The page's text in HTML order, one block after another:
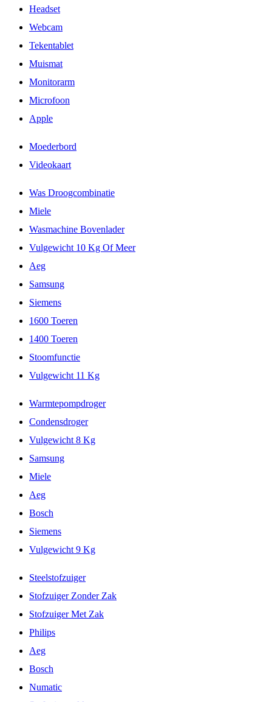
Headset
Webcam
Tekentablet
Muismat
Monitorarm
Microfoon
Apple
Moederbord
Videokaart
Was Droogcombinatie
Miele
Wasmachine Bovenlader
Vulgewicht 10 Kg Of Meer
Aeg
Samsung
Siemens
1600 Toeren
1400 Toeren
Stoomfunctie
Vulgewicht 11 Kg
Warmtepompdroger
Condensdroger
Vulgewicht 8 Kg
Samsung
Miele
Aeg
Bosch
Siemens
Vulgewicht 9 Kg
Steelstofzuiger
Stofzuiger Zonder Zak
Stofzuiger Met Zak
Philips
Aeg
Bosch
Numatic